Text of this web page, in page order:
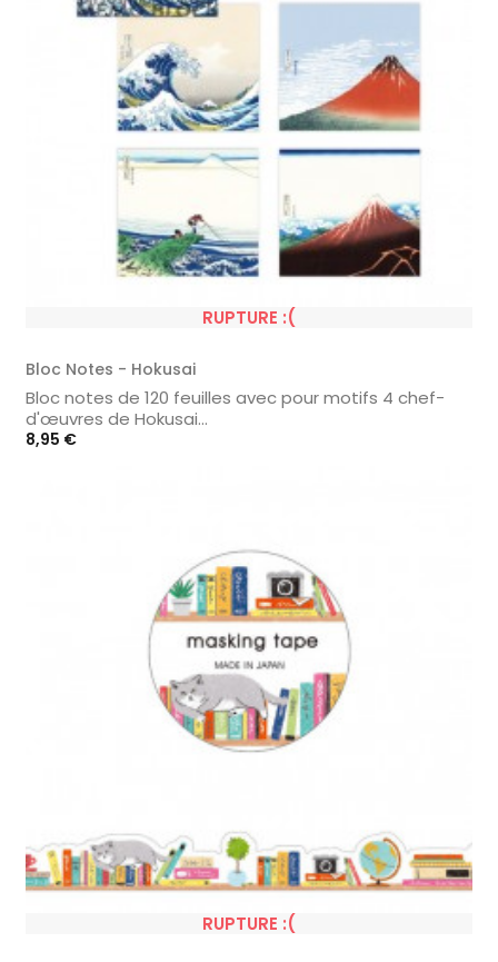
RUPTURE :(
Bloc Notes - Hokusai
Bloc notes de 120 feuilles avec pour motifs 4 chef-
d'œuvres de Hokusai...
Prix
8,95 €
RUPTURE :(